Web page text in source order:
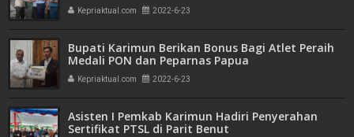
Kepriaktual.com 2022-6-23
Bupati Karimun Berikan Bonus Bagi Atlet Peraih
Medali PON dan Peparnas Papua
Kepriaktual.com 2022-6-23
Asisten I Pemkab Karimun Hadiri Penyerahan
Sertifikat PTSL di Parit Benut